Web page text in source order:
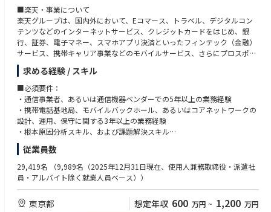
このような方におすすめの募集です！
「現状で希望するポジションがはっきりしていない」
「自分に合った職種を幅広く提案してほしい」
「今後、 力をつけていくために上流の開発に携わりたい」
■楽天・事業について
楽天グループは、国内外において、Eコマース、トラベル、デジタルコン
テンツなどのインターネットサービス、クレジットカードをはじめ、銀
行、証券、電子マネー、スマホアプリ決済といったフィンテック（金融）
サービス、携帯キャリア事業などのモバイルサービス、さらにプロスポー
ツといった多岐にわたる分野で70以上のサービスを提供しています。これ
らサービスを、楽天会員を中心としたメンバーシップを軸に有機的に結び
付けることで、他にはない独自の「楽天エコシステム（経済圏）」を形成
しています。
※数字でみる楽天の事業
https://corp.rakuten.co.jp/careers/services/
■部署・サービスについて
今回のポジションは、楽天グループ株式会社に所属しながら、楽天モバイ
ルの品質管理を行うポジションです。
このポジションを有する楽天モバイル株式会社のネットワーク品質管理室
は、QMS（Quality Management System）活動を通じた、携帯電話サービ
スの提供に必要な通信設備の設置／運用／保守における製品・業務に関す
求める経験 / スキル
■必須要件：
・通信事業者、あるいは通信機器ベンダーでの5年以上の業務経験
・携帯電話基地局、モバイルバックホール、あるいはコアネットワークの
設計、運用、保守に関する3年以上の業務経験
・根本原因分析スキル、および課題解決スキル
・ 多国籍環境における業務、およびミーティングファシリテーションスキ
ル
・部門横断的な環境におけるプレゼンテーション／コミニュケーションス
キル
・チームマネジメントスキル
・ビジネスレベルの英語力
従業員数
29,419名
（9,989名（2025年12月31日現在、使用人兼務取締役・派遣社
員・アルバイト除く就業人員ベース））
東京都 想定年収 600 万円 ~ 1,200 万円